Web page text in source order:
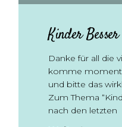
Kinder Besser
Danke für all die
komme
und bitte das
Zum Thema
nach den letzten